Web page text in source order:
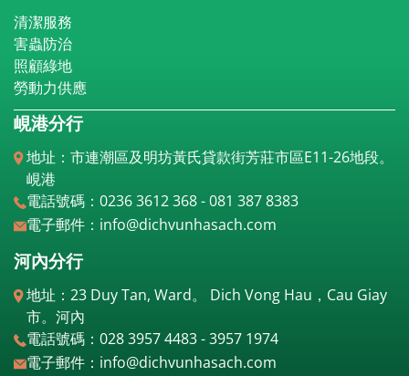
清潔服務
害蟲防治
照顧綠地
勞動力供應
峴港分行
地址：市連潮區及明坊黃氏貸款街芳莊市區E11-26地段。
峴港
電話號碼：0236 3612 368 - 081 387 8383
電子郵件：info@dichvunhasach.com
河內分行
地址：23 Duy Tan, Ward。 Dich Vong Hau，Cau Giay
市。河內
電話號碼：028 3957 4483 - 3957 1974
電子郵件：info@dichvunhasach.com